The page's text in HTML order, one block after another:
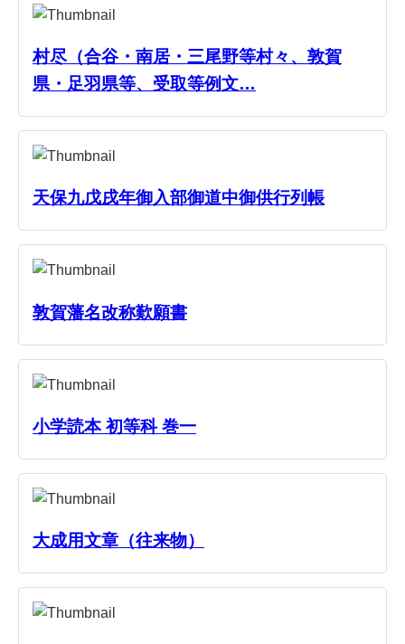
村尽（合谷・南居・三尾野等村々、敦賀
県・足羽県等、受取等例文…
天保九戊戌年御入部御道中御供行列帳
敦賀藩名改称歎願書
小学読本 初等科 巻一
大成用文章（往来物）